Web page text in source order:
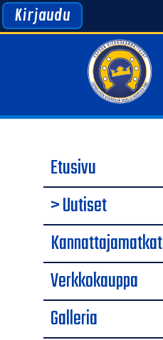
Kirjaudu
Etusivu
> Uutiset
Kannattajamatkat
Verkkokauppa
Galleria